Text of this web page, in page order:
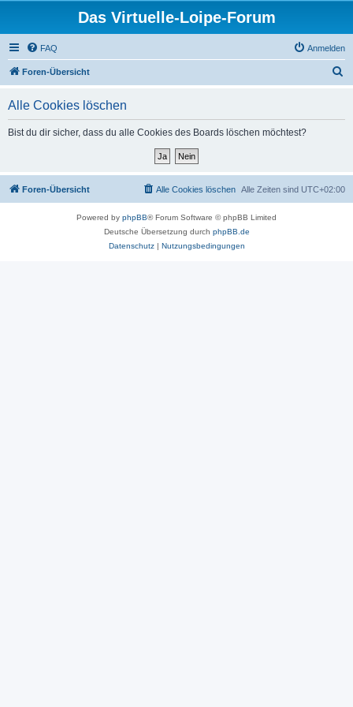
Das Virtuelle-Loipe-Forum
FAQ Anmelden
Foren-Übersicht
Alle Cookies löschen
Bist du dir sicher, dass du alle Cookies des Boards löschen möchtest?
Foren-Übersicht Alle Zeiten sind UTC+02:00
Alle Cookies löschen
Powered by phpBB® Forum Software © phpBB Limited
Deutsche Übersetzung durch phpBB.de
Datenschutz| Nutzungsbedingungen